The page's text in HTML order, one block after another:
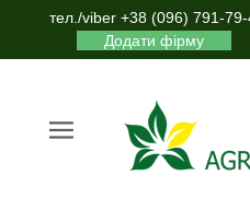
тел./viber +38 (096) 791-
Додати фірму